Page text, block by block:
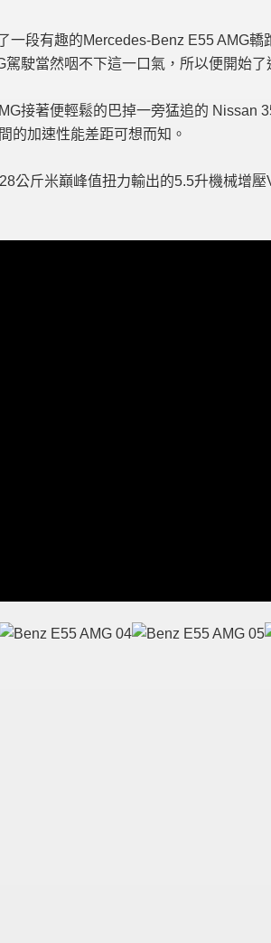
一段有趣的Mercedes-Benz E55 AMG轎
駕駛當然咽不下這一口氣 ，所以便開始
接著便輕鬆的巴掉一旁猛追的 Nissan
的加速性能差距可想而知。
公斤米巔峰值扭力輸出的5.5升機械增壓